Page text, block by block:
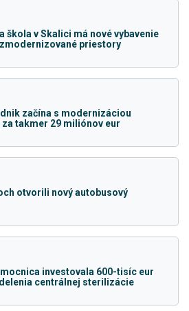
škola v Skalici má nové vybavenie
priestory
začína s modernizáciou
takmer 29 miliónov eur
otvorili nový autobusový
investovala 600-tisíc eur
centrálnej sterilizácie